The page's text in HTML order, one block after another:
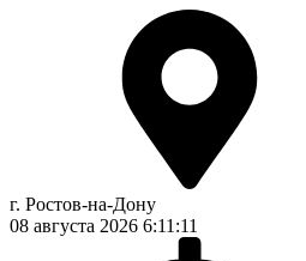
г. Ростов-на-Дону
08 августа 2026 6:11:12